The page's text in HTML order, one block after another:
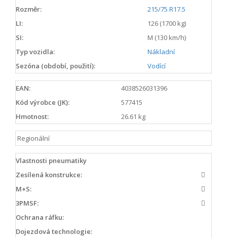
Rozměr:
215/75 R17.5
LI:
126 (1700 kg)
SI:
M (130 km/h)
Typ vozidla:
Nákladní
Sezóna (období, použití):
Vodící
EAN:
4038526031396
Kód výrobce (JK):
577415
Hmotnost:
26.61 kg
Regionální
Vlastnosti pneumatiky
Zesílená konstrukce:
M+S:
3PMSF:
Ochrana ráfku:
Dojezdová technologie: